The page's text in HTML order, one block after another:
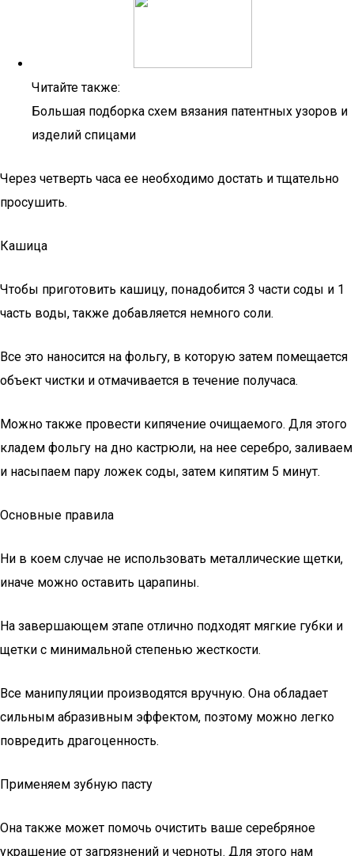
Читайте также:
Большая подборка схем вязания патентных узоров и
изделий спицами
Через четверть часа ее необходимо достать и тщательно
просушить.
Кашица
Чтобы приготовить кашицу, понадобится 3 части соды и 1
часть воды, также добавляется немного соли.
Все это наносится на фольгу, в которую затем помещается
объект чистки и отмачивается в течение получаса.
Можно также провести кипячение очищаемого. Для этого
кладем фольгу на дно кастрюли, на нее серебро, заливаем
и насыпаем пару ложек соды, затем кипятим 5 минут.
Основные правила
Ни в коем случае не использовать металлические щетки,
иначе можно оставить царапины.
На завершающем этапе отлично подходят мягкие губки и
щетки с минимальной степенью жесткости.
Все манипуляции производятся вручную. Она обладает
сильным абразивным эффектом, поэтому можно легко
повредить драгоценность.
Применяем зубную пасту
Она также может помочь очистить ваше серебряное
украшение от загрязнений и черноты. Для этого нам